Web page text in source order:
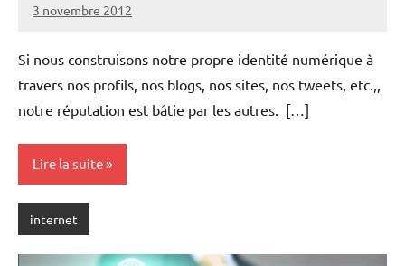
3 novembre 2012
rédaction
1
Si nous construisons notre propre identité numérique à
travers nos profils, nos blogs, nos sites, nos tweets, etc.,,
notre réputation est bâtie par les autres. […]
Lire la suite
internet